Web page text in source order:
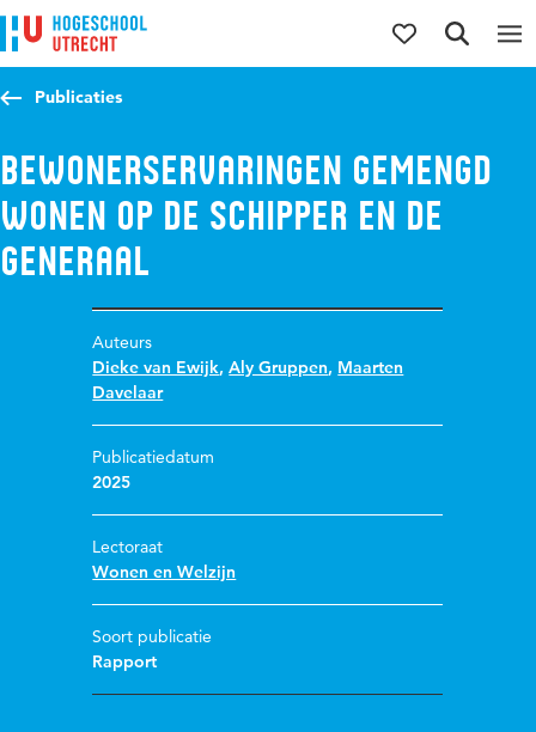
Direct naar de inhoud
Direct naar de hoofdnavigatie
Direct naar de zoekfunctie
Publicaties
Bewonerservaringen Gemengd
Wonen op De Schipper en De
Generaal
Auteurs
Dieke van Ewijk,Aly Gruppen, Maarten
Davelaar
Publicatiedatum
2025
Lectoraat
Wonen en Welzijn
Soort publicatie
Rapport